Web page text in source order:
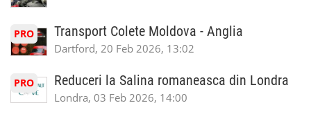
PRO Transport Colete Moldova - Anglia
Dartford, 20 Feb 2026, 13:02
PRO Reduceri la Salina romaneasca din Londra
Londra, 03 Feb 2026, 14:00